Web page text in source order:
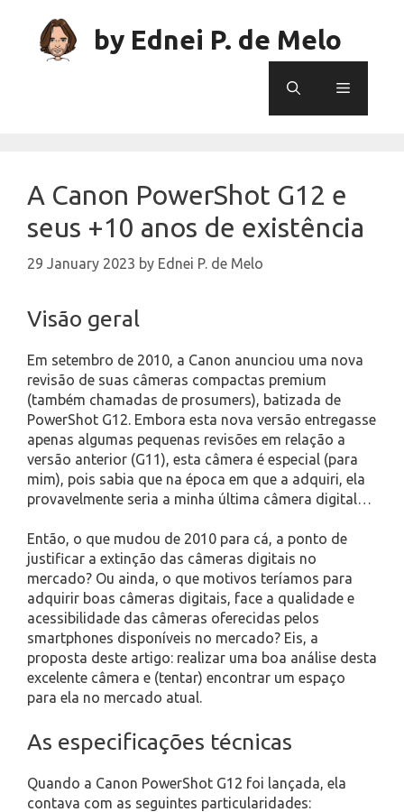
content
by Ednei P. de Melo
Menu
A Canon PowerShot G12 e
seus +10 anos de existência
29 January 2023 by Ednei P. de Melo
Visão geral
Em setembro de 2010, a Canon anunciou uma nova
revisão de suas câmeras compactas premium
(também chamadas de prosumers), batizada de
PowerShot G12. Embora esta nova versão entregasse
apenas algumas pequenas revisões em relação a
versão anterior (G11), esta câmera é especial (para
mim), pois sabia que na época em que a adquiri, ela
provavelmente seria a minha última câmera digital…
Então, o que mudou de 2010 para cá, a ponto de
justificar a extinção das câmeras digitais no
mercado? Ou ainda, o que motivos teríamos para
adquirir boas câmeras digitais, face a qualidade e
acessibilidade das câmeras oferecidas pelos
smartphones disponíveis no mercado? Eis, a
proposta deste artigo: realizar uma boa análise desta
excelente câmera e (tentar) encontrar um espaço
para ela no mercado atual.
As especificações técnicas
Quando a Canon PowerShot G12 foi lançada, ela
contava com as seguintes particularidades: